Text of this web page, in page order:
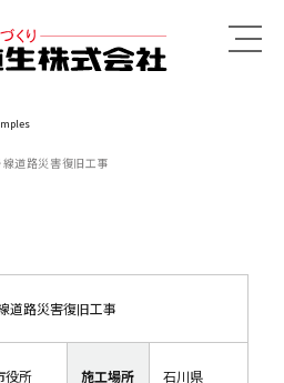
MENU
道路災害復旧工事
道路災害復旧工事
役所 施工場所 石川県